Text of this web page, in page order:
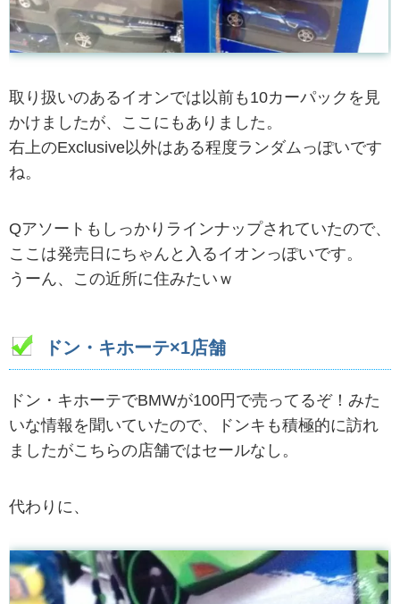
取り扱いのあるイオンでは以前も10カーパックを見
かけましたが、ここにもありました。
右上のExclusive以外はある程度ランダムっぽいです
ね。
Qアソートもしっかりラインナップされていたので、
ここは発売日にちゃんと入るイオンっぽいです。
うーん、この近所に住みたいｗ
ドン・キホーテ×1店舗
ドン・キホーテでBMWが100円で売ってるぞ！みた
いな情報を聞いていたので、ドンキも積極的に訪れ
ましたがこちらの店舗ではセールなし。
代わりに、